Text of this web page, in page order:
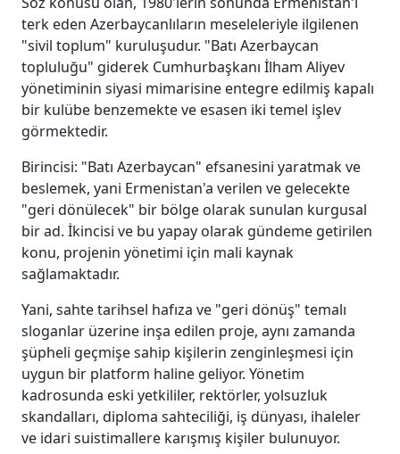
terk eden Azerbaycanlıların meseleleriyle ilgilenen
"sivil toplum" kuruluşudur. "Batı Azerbaycan
topluluğu" giderek Cumhurbaşkanı İlham Aliyev
yönetiminin siyasi mimarisine entegre edilmiş kapalı
bir kulübe benzemekte ve esasen iki temel işlev
görmektedir.
Birincisi: "Batı Azerbaycan" efsanesini yaratmak ve
beslemek, yani Ermenistan'a verilen ve gelecekte
"geri dönülecek" bir bölge olarak sunulan kurgusal
bir ad. İkincisi ve bu yapay olarak gündeme getirilen
konu, projenin yönetimi için mali kaynak
sağlamaktadır.
Yani, sahte tarihsel hafıza ve "geri dönüş" temalı
sloganlar üzerine inşa edilen proje, aynı zamanda
şüpheli geçmişe sahip kişilerin zenginleşmesi için
uygun bir platform haline geliyor. Yönetim
kadrosunda eski yetkililer, rektörler, yolsuzluk
skandalları, diploma sahteciliği, iş dünyası, ihaleler
ve idari suistimallere karışmış kişiler bulunuyor.